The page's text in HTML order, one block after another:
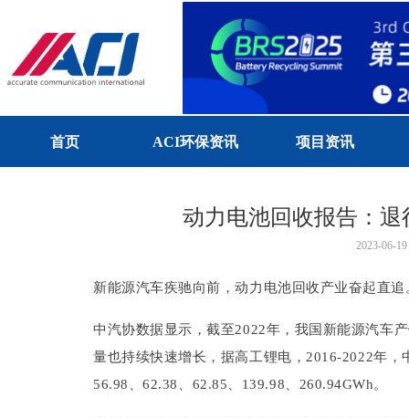
首页 ACI环保资讯 项目资讯
动力电池回收报告：
新能源汽车疾驰向前，动力电池回收产业奋起直追
中汽协数据显示，截至2022年，我国新能源汽车
量也持续快速增长，据高工锂电，2016-2022年
56.98、62.38、62.85、139.98、260.94GWh。
2023-06-19